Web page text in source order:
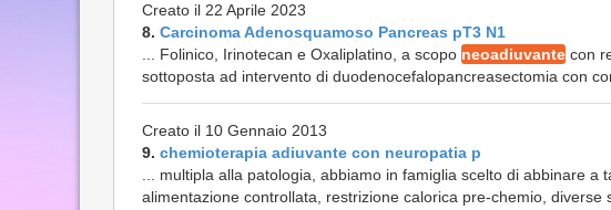
Creato il 22 Aprile 2023
8. Carcinoma Adenosquamoso Pancreas pT3 N1
... Folinico, Irinotecan e Oxaliplatino, a scopo neoadiuvante con
sottoposta ad intervento di duodenocefalopancreasectomia con
Creato il 10 Gennaio 2013
9. chemioterapia adiuvante con neuropatia p
... multipla alla patologia, abbiamo in famiglia scelto di abbinare a
alimentazione controllata, restrizione calorica pre-chemio, diverse